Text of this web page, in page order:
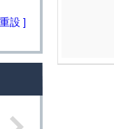
設 ]